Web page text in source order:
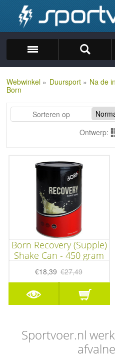
Webwinkel » Duursport» Na de
Born
Sorteren op
Ontwerp:
Born Recovery (Supple)
Shake Can - 450 gram
€18,39 €27,49
Sportvoer.nl